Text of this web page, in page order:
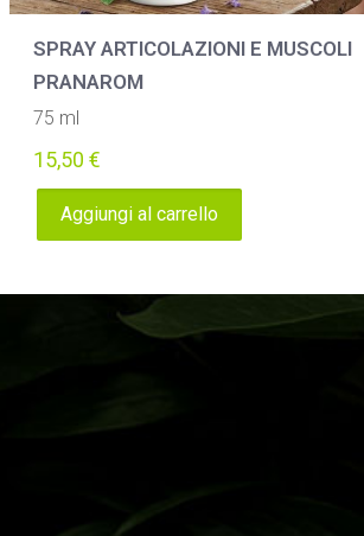
SPRAY ARTICOLAZIONI E MUSCOLI
PRANAROM
75 ml
15,50 €
Aggiungi al carrello